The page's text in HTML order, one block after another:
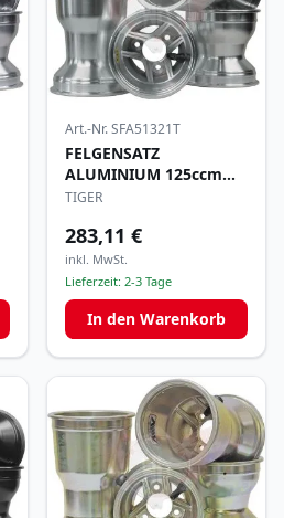
Art.-Nr.SFA51321T
FELGENSATZ
ALUMINIUM 125ccm
130/210mm
TIGER
283,11 €
inkl. MwSt.
Lieferzeit: 2-3 Tage
In den Warenkorb